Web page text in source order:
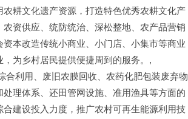
耕文化遗产资源，打造特色优秀农耕文化产
资供应、统防统治、深松整地、农产品营销
本改造传统小商业、小门店、小集市等商业
为乡村居民提供便捷周到的服务。,
利用、废旧农膜回收、农药化肥包装废弃物
理体系、还田管网设施、准用渔具等方面的
建设投入力度，推广农村可再生能源利用技